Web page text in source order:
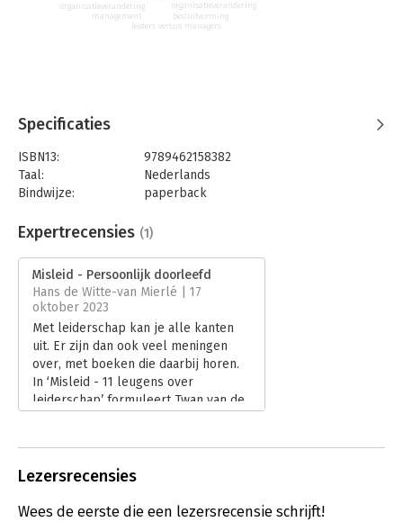
organisatieverandering
besluitvorming
leiders versus managers
management
organisatieverandering
Specificaties
ISBN13:
9789462158382
Taal:
Nederlands
Bindwijze:
paperback
Uitgever:
VMN Media
Verschijningsdatum:
6-9-2023
Hoofdrubriek: Leiderschap
Expertrecensies (1)
Misleid - Persoonlijk doorleefd
Hans de Witte-van Mierlé | 17
oktober 2023
Met leiderschap kan je alle kanten
uit. Er zijn dan ook veel meningen
over, met boeken die daarbij horen.
In ‘Misleid - 11 leugens over
leiderschap’ formuleert Twan van de
Lezersrecensies
Wees de eerste die een lezersrecensie schrijft!